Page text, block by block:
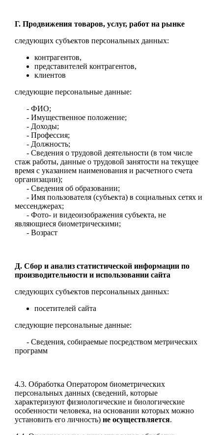
Г. Продвижения товаров, услуг, работ на рынке
следующих субъектов персональных данных:
контрагентов,
представителей контрагентов,
клиентов
следующие персональные данные:
- ФИО;
- Имущественное положение;
- Доходы;
- Профессия;
- Должность;
- Сведения о трудовой деятельности (в том числе
стаж работы, данные о трудовой занятости на текущее
время с указанием наименования и расчетного счета
организации);
- Сведения об образовании;
- Имя пользователя (субъекта) в социальных сетях и
мессенджерах;
- Фото- и видеоизображения субъекта, не
являющиеся биометрическими;
- Возраст
Д. Сбор и анализ статистической информации по
производительности и использовании сайта
следующих субъектов персональных данных:
посетителей сайта
следующие персональные данные:
- Сведения, собираемые посредством метрических
программ
4.3. Обработка Оператором биометрических
персональных данных (сведений, которые
характеризуют физиологические и биологические
особенности человека, на основании которых можно
установить его личность)не осуществляется.